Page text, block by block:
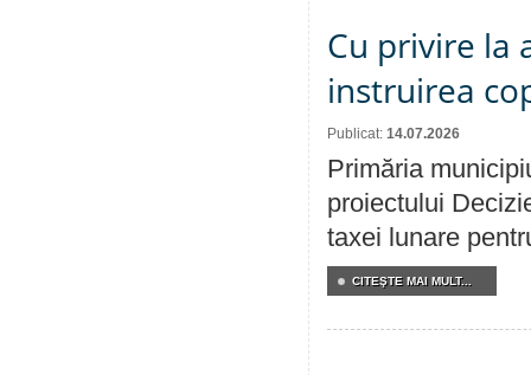
Cu privire la
instruirea
Publicat: 14.07.2026
Primăria
proiectului
taxei lunare
CITEŞTE MAI MULT...